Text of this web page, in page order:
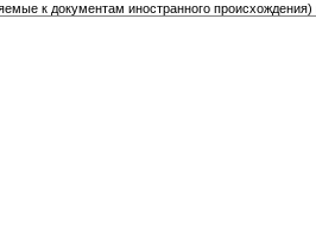
к документам иностранного происхождения)